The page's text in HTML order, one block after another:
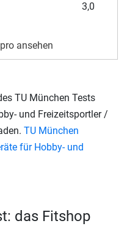
3,0
ansehen
TU München Tests
und Freizeitsportler /
TU München
für Hobby- und
das Fitshop